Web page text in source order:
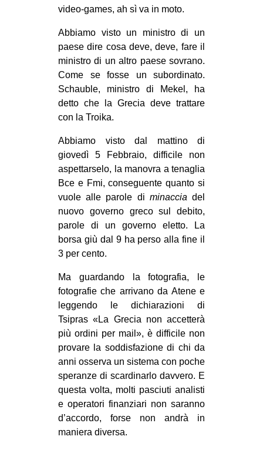
bsky
ms
SEARCH
video-games, ah sì va in moto.
Abbiamo visto un ministro di un
paese dire cosa deve, deve, fare il
ministro di un altro paese sovrano.
Come se fosse un subordinato.
Schauble, ministro di Mekel, ha
detto che la Grecia deve trattare
con la Troika.
Abbiamo visto dal mattino di
giovedì 5 Febbraio, difficile non
aspettarselo, la manovra a tenaglia
Bce e Fmi, conseguente quanto si
vuole alle parole di minaccia del
nuovo governo greco sul debito,
parole di un governo eletto. La
borsa giù dal 9 ha perso alla fine il
3 per cento.
Ma guardando la fotografia, le
fotografie che arrivano da Atene e
leggendo le dichiarazioni di
Tsipras «La Grecia non accetterà
più ordini per mail», è difficile non
provare la soddisfazione di chi da
anni osserva un sistema con poche
speranze di scardinarlo davvero. E
questa volta, molti pasciuti analisti
e operatori finanziari non saranno
d’accordo, forse non andrà in
maniera diversa.